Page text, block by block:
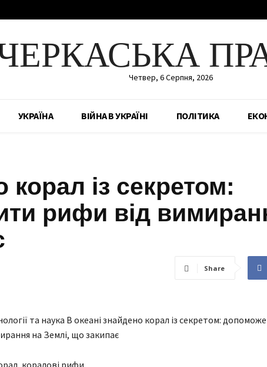
Четвер, 6 Серпня, 2026
УКРАЇНА ВІЙНА В УКРАЇНІ ПОЛІТИКА
корал із секретом:
рифи від
Share
та наука В океані знайдено корал із секретом:
на Землі, що закипає